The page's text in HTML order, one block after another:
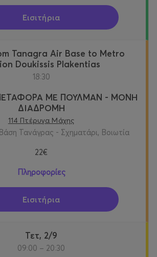
Εισιτήρια
Doukissis Plakentias
18:30
ΜΕ ΠΟΥΛΜΑΝ - ΜΟΝΗ
ΔΙΑΔΡΟΜΗ
114 Πτέρυγα Μάχης
Τανάγρας - Σχηματάρι, Βοιωτία
22€
Πληροφορίες
Εισιτήρια
Τετ, 2/9
09:00 – 20:30